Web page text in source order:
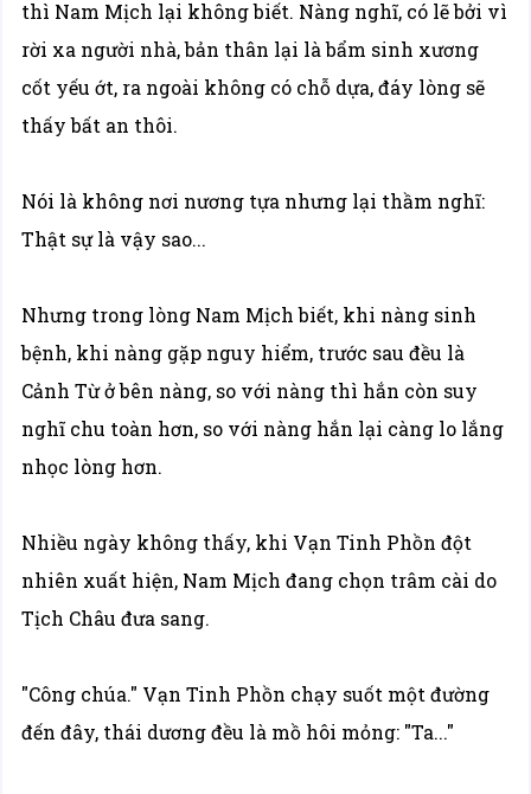
thì Nam Mịch lại không biết. Nàng nghĩ, có lẽ bởi vì
rời xa người nhà, bản thân lại là bẩm sinh xương
cốt yếu ớt, ra ngoài không có chỗ dựa, đáy lòng sẽ
thấy bất an thôi.
Nói là không nơi nương tựa nhưng lại thầm nghĩ:
Thật sự là vậy sao...
Nhưng trong lòng Nam Mịch biết, khi nàng sinh
bệnh, khi nàng gặp nguy hiểm, trước sau đều là
Cảnh Từ ở bên nàng, so với nàng thì hắn còn suy
nghĩ chu toàn hơn, so với nàng hắn lại càng lo lắng
nhọc lòng hơn.
Nhiều ngày không thấy, khi Vạn Tinh Phồn đột
nhiên xuất hiện, Nam Mịch đang chọn trâm cài do
Tịch Châu đưa sang.
"Công chúa." Vạn Tinh Phồn chạy suốt một đường
đến đây, thái dương đều là mồ hôi mỏng: "Ta..."